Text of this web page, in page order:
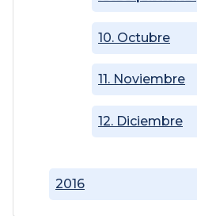
2016
10. Octubre
11. Noviembre
12. Diciembre